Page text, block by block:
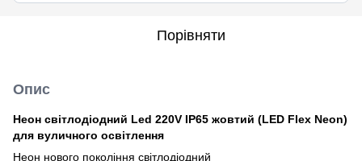
Порівняти
Опис
Неон світлодіодний Led 220V IP65 жовтий (LED Flex Neon)
для вуличного освітлення
Неон нового покоління світлодіодний